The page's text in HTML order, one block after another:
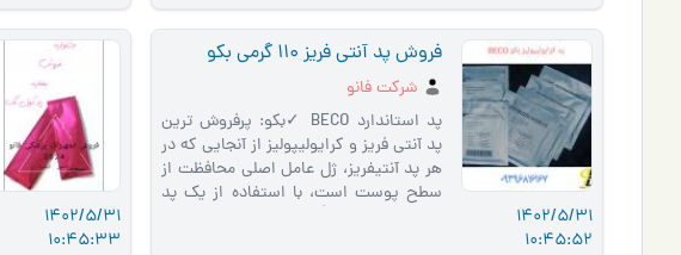
1402/5/31
10:45:52
فروش پد آنتی فریز 110 گرمی بکو
شرکت فانو
پد استاندارد BECO ✓بکو: پرفروش ترین
پد آنتی فریز و کرایولیپولیز از آنجایی که در
هر پد آنتیفریز، ژل عامل اصلی محافظت از
سطح پوست است، با استفاده از یک پد
1402/5/31
10:45:33